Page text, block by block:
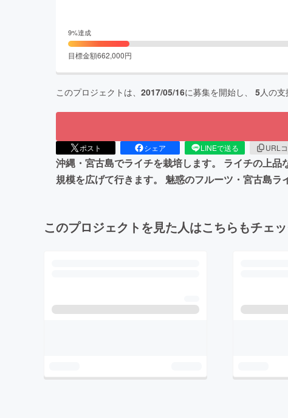
9%達成
目標金額662,000円
このプロジェクトは、 2017/05/16に募集を開始し、 5人の支
ポスト シェア LINEで送る URL
沖縄・宮古島でライチを栽培します。 ライチの上品
規模を広げて行きます。 魅惑のフルーツ・宮古島ラ
このプロジェクトを見た人はこちらもチェ